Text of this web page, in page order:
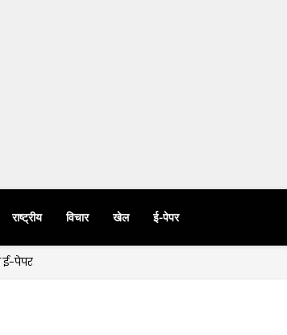
राष्ट्रीय विचार खेल ई-पेपर
ई-पेपर